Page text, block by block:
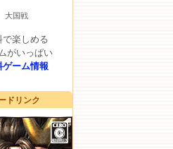
大国戦
で楽しめる
がいっぱい
ゲーム情報
ドリンク